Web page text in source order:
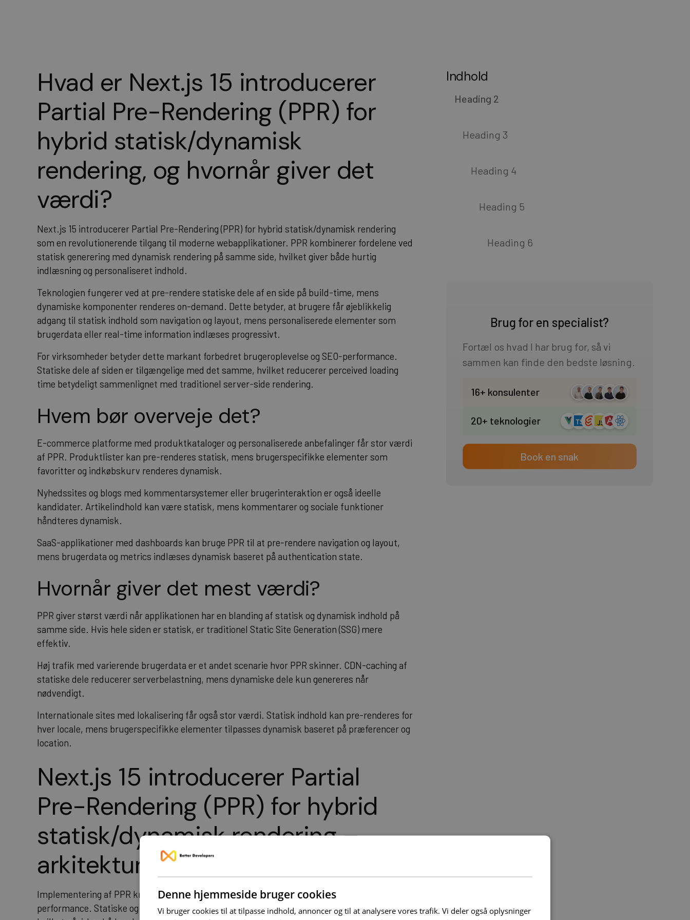
Hvad er Next.js 15 introducerer
Partial Pre-Rendering (PPR) for
hybrid statisk/dynamisk
rendering, og hvornår giver det
værdi?
Next.js 15 introducerer Partial Pre-Rendering (PPR) for hybrid statisk/dynamisk rendering
som en revolutionerende tilgang til moderne webapplikationer. PPR kombinerer fordelene ved
statisk generering med dynamisk rendering på samme side, hvilket giver både hurtig
indlæsning og personaliseret indhold.
Teknologien fungerer ved at pre-rendere statiske dele af en side på build-time, mens
dynamiske komponenter renderes on-demand. Dette betyder, at brugere får øjeblikkelig
adgang til statisk indhold som navigation og layout, mens personaliserede elementer som
brugerdata eller real-time information indlæses progressivt.
For virksomheder betyder dette markant forbedret brugeroplevelse og SEO-performance.
Statiske dele af siden er tilgængelige med det samme, hvilket reducerer perceived loading
time betydeligt sammenlignet med traditionel server-side rendering.
Hvem bør overveje det?
E-commerce platforme med produktkataloger og personaliserede anbefalinger får stor værdi
af PPR. Produktlister kan pre-renderes statisk, mens brugerspecifikke elementer som
favoritter og indkøbskurv renderes dynamisk.
Nyhedssites og blogs med kommentarsystemer eller brugerinteraktion er også ideelle
kandidater. Artikelindhold kan være statisk, mens kommentarer og sociale funktioner
håndteres dynamisk.
SaaS-applikationer med dashboards kan bruge PPR til at pre-rendere navigation og layout,
mens brugerdata og metrics indlæses dynamisk baseret på authentication state.
Hvornår giver det mest værdi?
PPR giver størst værdi når applikationen har en blanding af statisk og dynamisk indhold på
samme side. Hvis hele siden er statisk, er traditionel Static Site Generation (SSG) mere
effektiv.
Høj trafik med varierende brugerdata er et andet scenarie hvor PPR skinner. CDN-caching af
statiske dele reducerer serverbelastning, mens dynamiske dele kun genereres når
nødvendigt.
Internationale sites med lokalisering får også stor værdi. Statisk indhold kan pre-renderes for
hver locale, mens brugerspecifikke elementer tilpasses dynamisk baseret på præferencer og
location.
Next.js 15 introducerer Partial
Pre-Rendering (PPR) for hybrid
statisk/dynamisk rendering –
arkitektur, drift og integration
Implementering af PPR kræver omhyggelig arkitekturplanlægning for at opnå optimal
performance. Statiske og dynamiske grænser skal defineres klart i komponentstrukturen,
Indhold
Heading 2
Heading 3
Heading 4
Heading 5
Heading 6
Brug for en specialist?
Fortæl os hvad I har brug for, så vi
sammen kan finde den bedste løsning.
16+ konsulenter
20+ teknologier
Book en snak
Denne hjemmeside bruger cookies
Vi bruger cookies til at tilpasse indhold, annoncer og til at analysere vores trafik. Vi deler også oplysninger